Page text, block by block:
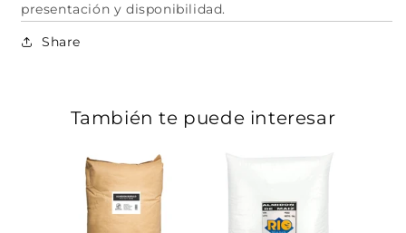
presentación y disponibilidad.
Share
También te puede interesar